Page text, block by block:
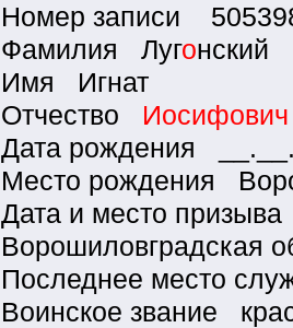
Номер записи
Фамилия Лугонский
Имя Игнат
Отчество Иосифович
Дата рождения
Место рождения
Дата и место
Ворошиловградская
Последнее место
Воинское звание